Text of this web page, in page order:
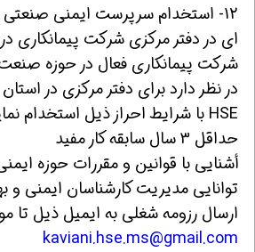
12- استخدام سرپرست ایمنی
ای در دفتر مرکزی شرکت پیمانکاری
شرکت پیمانکاری فعال در حوزه
در نظر دارد برای دفتر مرکزی در
HSE با شرایط احراز ذیل استخدام نمایید.
حداقل 3 سال سابقه کار مفيد
أشنايي با قوانين و مقررات حوزه
توانایی مدیریت کارشناسان ایمنی و
ارسال رزومه شغلی به ایمیل ذیل تا مورخ 99/
kaviani.hse.ms@gmail.com